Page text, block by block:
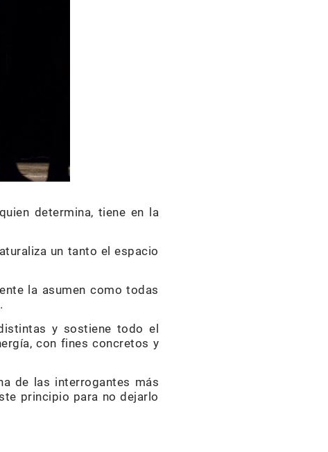
determina, tiene en la
un tanto el espacio
la asumen como todas
y sostiene todo el
con fines concretos y
de las interrogantes más
principio para no dejarlo